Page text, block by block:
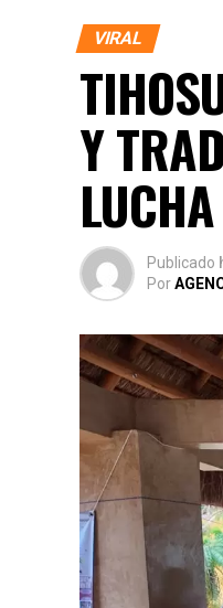
VIRAL
Y
Publicado
Por